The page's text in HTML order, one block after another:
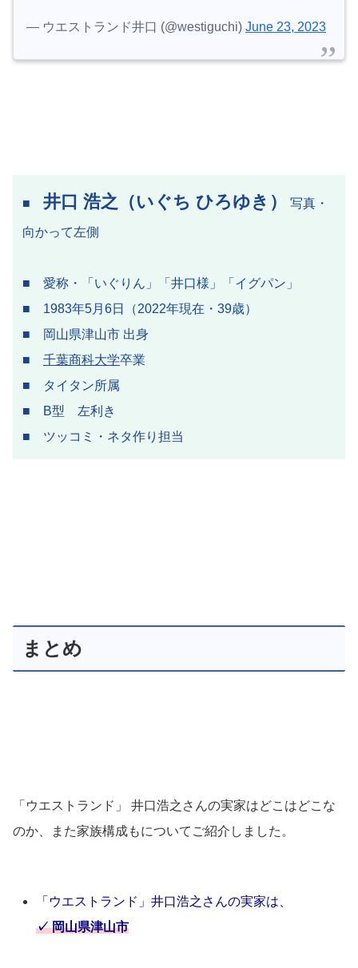
— ウエストランド井口 (@westiguchi) June 23, 2023
■ 井口 浩之（いぐち ひろゆき） 写真・
向かって左側
■ 愛称・「いぐりん」「井口様」「イグパン」
■ 1983年5月6日（2022年現在・39歳）
■ 岡山県津山市 出身
■ 千葉商科大学卒業
■ タイタン所属
■ B型 左利き
■ ツッコミ・ネタ作り担当
まとめ
「ウエストランド」 井口浩之さんの実家はどこはどこな
のか、また家族構成もについてご紹介しました。
「ウエストランド」井口浩之さんの実家は、
✓ 岡山県津山市